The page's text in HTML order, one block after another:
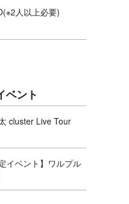
人以上必要)
ベント
cluster Live Tour
イベント】ワルプル